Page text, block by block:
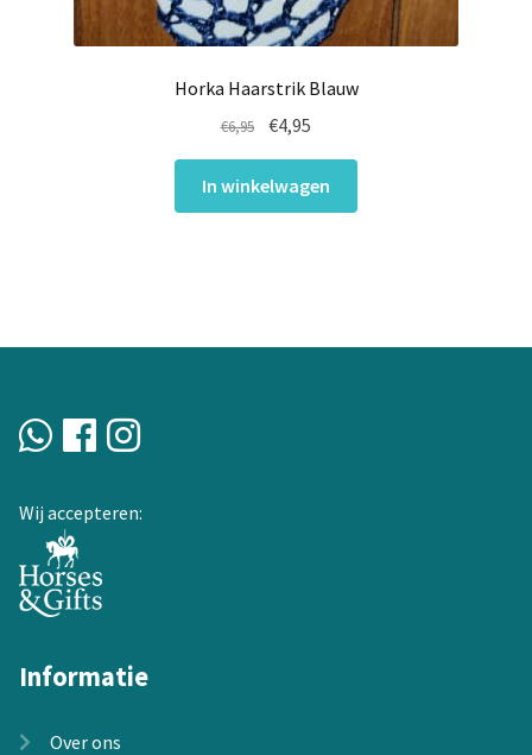
Horka Haarstrik Blauw
€6,95
Oorspronkelijke
was:
€6,95.
€4,95
is:
€4,95.
In winkelwagen
Wij accepteren:
Informatie
Over ons